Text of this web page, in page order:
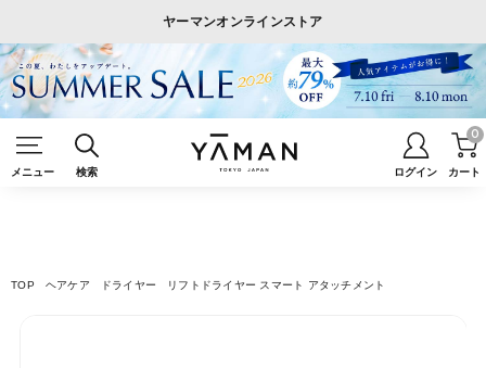
ヤーマンオンラインストア
メニュー 検索 ログイン カート
0
TOP ヘアケア ドライヤー リフトドライヤー スマート アタッチメント